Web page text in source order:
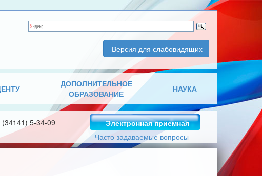
Версия для слабовидящих
ДОПОЛНИТЕЛЬНОЕ
ОБРАЗОВАНИЕ
НАУКА
5-34-09
Электронная приемная
Часто задаваемые вопросы